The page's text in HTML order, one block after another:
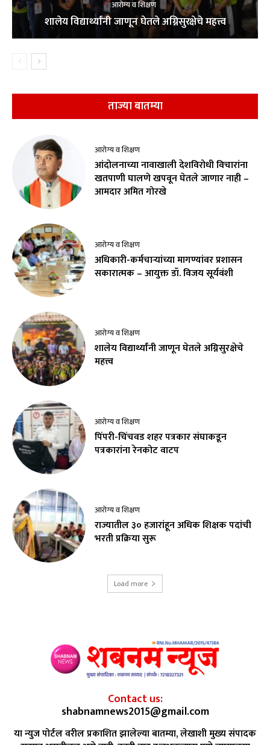
आरोग्य व शिक्षण
शालेय विद्यार्थ्यांनी जाणून घेतले अग्निसुरक्षेचे महत्त्व
ताज्या बातम्या
आरोग्य व शिक्षण
आंदोलनाच्या नावाखाली देशविरोधी विचारांना
खतपाणी घालणे खपवून घेतले जाणार नाही –
आमदार अमित गोरखे
आरोग्य व शिक्षण
अधिकारी-कर्मचाऱ्यांच्या मागण्यांवर प्रशासन
सकारात्मक – आयुक्त डॉ. विजय सूर्यवंशी
आरोग्य व शिक्षण
शालेय विद्यार्थ्यांनी जाणून घेतले अग्निसुरक्षेचे
महत्त्व
आरोग्य व शिक्षण
पिंपरी-चिंचवड शहर पत्रकार संघाकडून
पत्रकारांना रेनकोट वाटप
आरोग्य व शिक्षण
राज्यातील ३० हजारांहून अधिक शिक्षक पदांची
भरती प्रक्रिया सुरू
Load more
Contact us:
shabnamnews2015@gmail.com
या न्युज पोर्टल वरील प्रकाशित झालेल्या बातम्या, लेखाशी मुख्य संपादक